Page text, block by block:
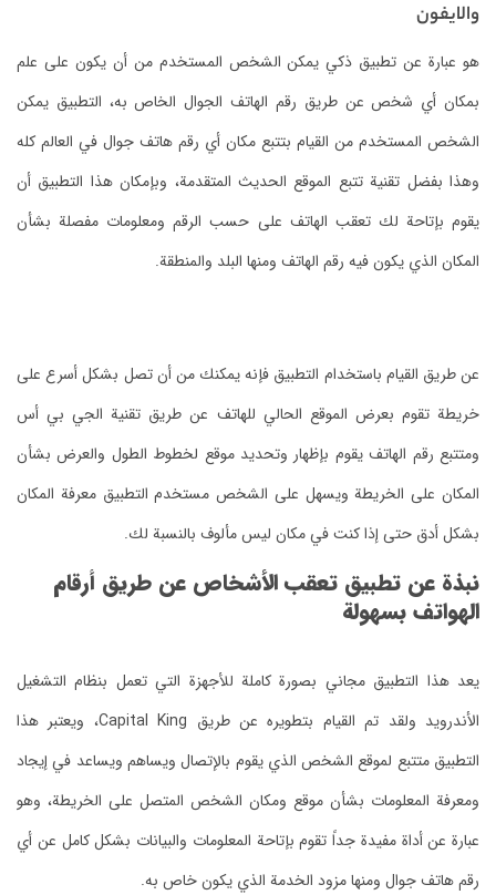
والايفون
هو عبارة عن تطبيق ذكي يمكن الشخص المستخدم من أن يكون على علم
بمكان أي شخص عن طريق رقم الهاتف الجوال الخاص به، التطبيق يمكن
الشخص المستخدم من القيام بتتبع مكان أي رقم هاتف جوال في العالم كله
وهذا بفضل تقنية تتبع الموقع الحديث المتقدمة، وبإمكان هذا التطبيق أن
يقوم بإتاحة لك تعقب الهاتف على حسب الرقم ومعلومات مفصلة بشأن
المكان الذي يكون فيه رقم الهاتف ومنها البلد والمنطقة.
عن طريق القيام باستخدام التطبيق فإنه يمكنك من أن تصل بشكل أسرع على
خريطة تقوم بعرض الموقع الحالي للهاتف عن طريق تقنية الجي بي أس
ومتتبع رقم الهاتف يقوم بإظهار وتحديد موقع لخطوط الطول والعرض بشأن
المكان على الخريطة ويسهل على الشخص مستخدم التطبيق معرفة المكان
بشكل أدق حتى إذا كنت في مكان ليس مألوف بالنسبة لك.
نبذة عن تطبيق تعقب الأشخاص عن طريق أرقام
الهواتف بسهولة
يعد هذا التطبيق مجاني بصورة كاملة للأجهزة التي تعمل بنظام التشغيل
الأندرويد ولقد تم القيام بتطويره عن طريق Capital King، ويعتبر هذا
التطبيق متتبع لموقع الشخص الذي يقوم بالإتصال ويساهم ويساعد في إيجاد
ومعرفة المعلومات بشأن موقع ومكان الشخص المتصل على الخريطة، وهو
عبارة عن أداة مفيدة جداً تقوم بإتاحة المعلومات والبيانات بشكل كامل عن أي
رقم هاتف جوال ومنها مزود الخدمة الذي يكون خاص به.